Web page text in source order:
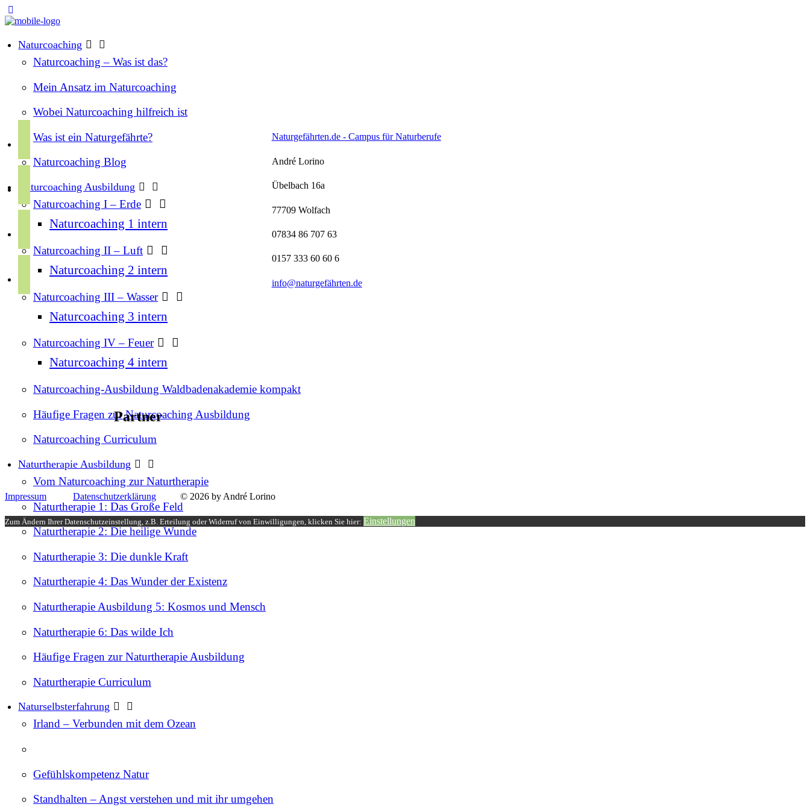
Naturcoaching
Naturcoaching – Was ist das?
Mein Ansatz im Naturcoaching
Wobei Naturcoaching hilfreich ist
Was ist ein Naturgefährte?
Naturcoaching Blog
Naturcoaching Ausbildung
Naturcoaching I – Erde
Naturcoaching 1 intern
Naturcoaching II – Luft
Naturcoaching 2 intern
Naturcoaching III – Wasser
Naturcoaching 3 intern
Naturcoaching IV – Feuer
Naturcoaching 4 intern
Naturcoaching-Ausbildung Waldbadenakademie kompakt
Häufige Fragen zur Naturcoaching Ausbildung
Naturcoaching Curriculum
Naturtherapie Ausbildung
Vom Naturcoaching zur Naturtherapie
Naturtherapie 1: Das Große Feld
Naturtherapie 2: Die heilige Wunde
Naturtherapie 3: Die dunkle Kraft
Naturtherapie 4: Das Wunder der Existenz
Naturtherapie Ausbildung 5: Kosmos und Mensch
Naturtherapie 6: Das wilde Ich
Häufige Fragen zur Naturtherapie Ausbildung
Naturtherapie Curriculum
Naturselbsterfahrung
Irland – Verbunden mit dem Ozean
Gefühlskompetenz Natur
Standhalten – Angst verstehen und mit ihr umgehen
c
o
k
s
g
a
u
b
o
Partner
Naturgefährten.de - Campus für Naturberufe
André Lorino
Übelbach 16a
77709 Wolfach
07834 86 707 63
0157 333 60 60 6
info@naturgefährten.de
Impressum Datenschutzerklärung © 2026 by André Lorino
Zum Ändern Ihrer Datenschutzeinstellung, z.B. Erteilung oder Widerruf von Einwilligungen, klicken Sie hier: Einstellungen